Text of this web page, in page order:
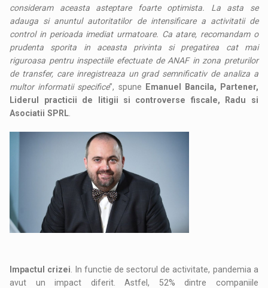
consideram aceasta asteptare foarte optimista. La asta se
adauga si anuntul autoritatilor de intensificare a activitatii de
control in perioada imediat urmatoare. Ca atare, recomandam o
prudenta sporita in aceasta privinta si pregatirea cat mai
riguroasa pentru inspectiile efectuate de ANAF in zona preturilor
de transfer, care inregistreaza un grad semnificativ de analiza a
multor informatii specifice”, spune
Emanuel Bancila, Partener,
Liderul practicii de litigii si controverse fiscale, Radu si
Asociatii SPRL
Impactul crizei . In functie de sectorul de activitate, pandemia a
avut un impact diferit. Astfel, 52% dintre companiile